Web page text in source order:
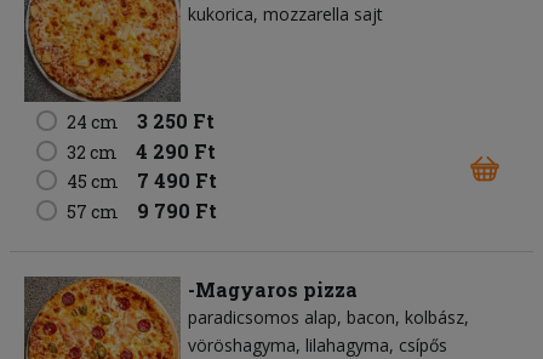
kukorica mozzarella sajt
24 cm 3 250 Ft
32 cm 4 290 Ft
45 cm 7 490 Ft
57 cm 9 790 Ft
-Magyaros pizza
paradicsomos alap bacon kolbász
vöröshagyma lilahagyma csípős